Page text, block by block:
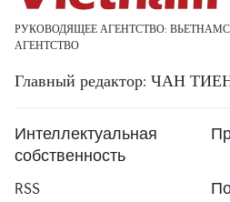
РУКОВОДЯЩЕЕ АГЕНТСТВО:
АГЕНТСТВО
Главный редактор: ЧАН
Интеллектуальная
собственность
RSS